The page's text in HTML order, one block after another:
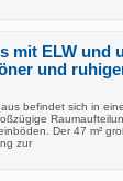
mit ELW und
und
befindet sich in
Der 47 m²
zur